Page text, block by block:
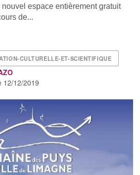
espace entièrement gratuit
de...
CULTURELLE-ET-SCIENTIFIQUE
12/12/2019